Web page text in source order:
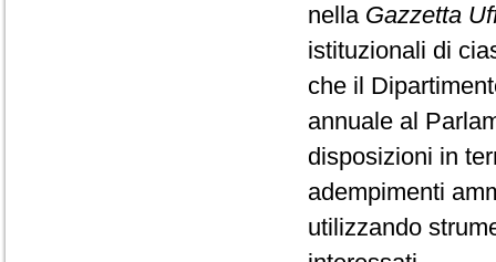
nella Gazzetta
istituzionali di
che il
annuale al
disposizioni in
adempimenti
utilizzando